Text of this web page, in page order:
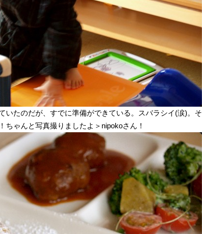
いたのだが、すでに準備ができている。スバラシイ(涙)。そ
ちゃんと写真撮りましたよ＞nipokoさん！